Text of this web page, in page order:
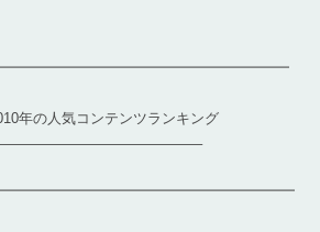
年の人気コンテンツランキング